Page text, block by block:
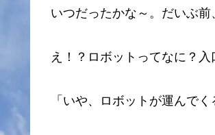
いつだったかな～。だいぶ前
え！？ロボットってなに？
「いや、ロボットが運んでく